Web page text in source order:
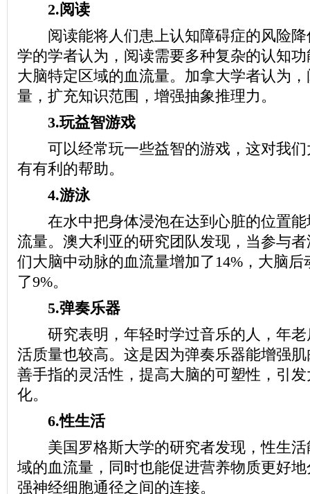
2.阅读
阅读能将人们患上认知障碍症的风险降
学的学者认为，阅读需要多种复杂的认知
大脑特定区域的血流量。加拿大学者认为
量，扩充知识范围，增强抽象推理力。
3.玩益智游戏
可以经常玩一些益智的游戏，这对我们
有有利的帮助。
4.游泳
在水中把身体浸泡在达到心脏的位置能
流量。澳大利亚的研究团队发现，当参与
们大脑中动脉的血流量增加了14%，大脑
了9%。
5.弹奏乐器
研究表明，年轻时学过音乐的人，年老
活质量也较高。这是因为弹奏乐器能增强
善手指的灵活性，提高大脑的可塑性，引
化。
6.性生活
美国罗格斯大学的研究者发现，性生活
域的血流量，同时也能促进营养物质更好
强神经细胞通径之间的连接。